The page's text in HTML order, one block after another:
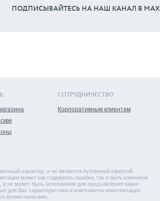
ПОДПИСЫВАЙТЕСЬ НА НАШ КАНАЛ В МАХ
СОТРУДНИЧЕСТВО:
Корпоративным клиентам
характер, и не является публичной офертой.
может как содержать ошибки, так и быть изменена
и не может быть основанием для предъявления каких-
для Вас характеристики и компоненты комплектации
всеми налогами.